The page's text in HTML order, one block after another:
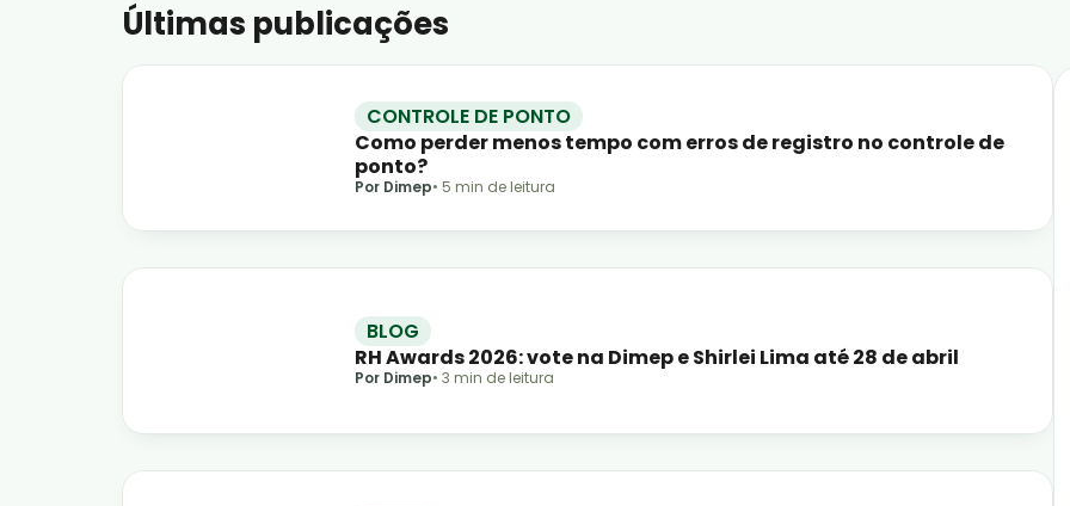
Últimas publicações
CONTROLE DE PONTO
Como perder menos tempo com erros de registro no controle de
ponto?
Por Dimep• 5 min de leitura
BLOG
RH Awards 2026: vote na Dimep e Shirlei Lima até 28 de abril
Por Dimep• 3 min de leitura